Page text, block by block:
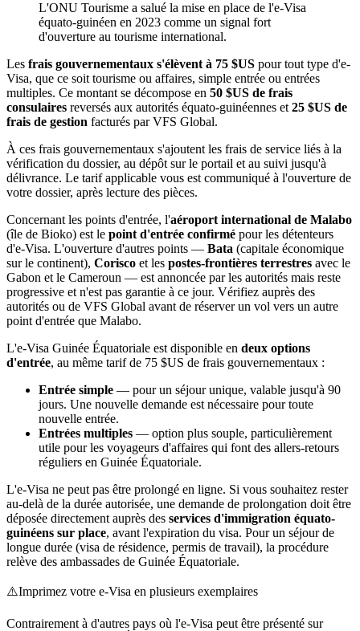
L'ONU Tourisme a salué la mise en place de l'e-Visa
équato-guinéen en 2023 comme un signal fort
d'ouverture au tourisme international.
Les frais gouvernementaux s'élèvent à 75 $US pour tout type d'e-
Visa, que ce soit tourisme ou affaires, simple entrée ou entrées
multiples. Ce montant se décompose en 50 $US de frais
consulaires reversés aux autorités équato-guinéennes et25 $US de
frais de gestion facturés par VFS Global.
À ces frais gouvernementaux s'ajoutent les frais de service liés à la
vérification du dossier, au dépôt sur le portail et au suivi jusqu'à
délivrance. Le tarif applicable vous est communiqué à l'ouverture de
votre dossier, après lecture des pièces.
Concernant les points d'entrée, l'aéroport international de Malabo
(île de Bioko) est le point d'entrée confirmé pour les détenteurs
d'e-Visa. L'ouverture d'autres points — Bata (capitale économique
sur le continent), Corisco et les postes-frontières terrestres avec le
Gabon et le Cameroun — est annoncée par les autorités mais reste
progressive et n'est pas garantie à ce jour. Vérifiez auprès des
autorités ou de VFS Global avant de réserver un vol vers un autre
point d'entrée que Malabo.
L'e-Visa Guinée Équatoriale est disponible en deux options
d'entrée, au même tarif de 75 $US de frais gouvernementaux :
Entrée simple — pour un séjour unique, valable jusqu'à 90
jours. Une nouvelle demande est nécessaire pour toute
nouvelle entrée.
Entrées multiples — option plus souple, particulièrement
utile pour les voyageurs d'affaires qui font des allers-retours
réguliers en Guinée Équatoriale.
L'e-Visa ne peut pas être prolongé en ligne. Si vous souhaitez rester
au-delà de la durée autorisée, une demande de prolongation doit être
déposée directement auprès des services d'immigration équato-
guinéens sur place, avant l'expiration du visa. Pour un séjour de
longue durée (visa de résidence, permis de travail), la procédure
relève des ambassades de Guinée Équatoriale.
⚠️Imprimez votre e-Visa en plusieurs exemplaires
Contrairement à d'autres pays où l'e-Visa peut être présenté sur